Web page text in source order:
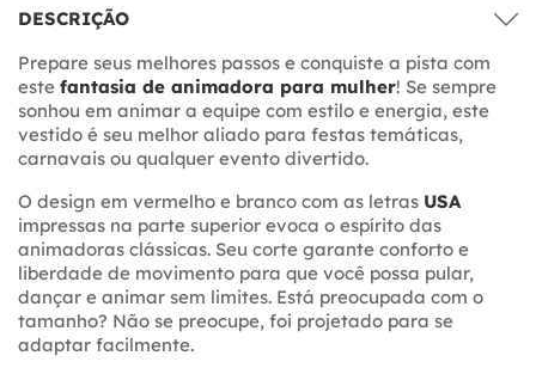
DESCRIÇÃO
Prepare seus melhores passos e conquiste a pista com
este fantasia de animadora para mulher! Se sempre
sonhou em animar a equipe com estilo e energia, este
vestido é seu melhor aliado para festas temáticas,
carnavais ou qualquer evento divertido.
O design em vermelho e branco com as letras USA
impressas na parte superior evoca o espírito das
animadoras clássicas. Seu corte garante conforto e
liberdade de movimento para que você possa pular,
dançar e animar sem limites. Está preocupada com o
tamanho? Não se preocupe, foi projetado para se
adaptar facilmente.